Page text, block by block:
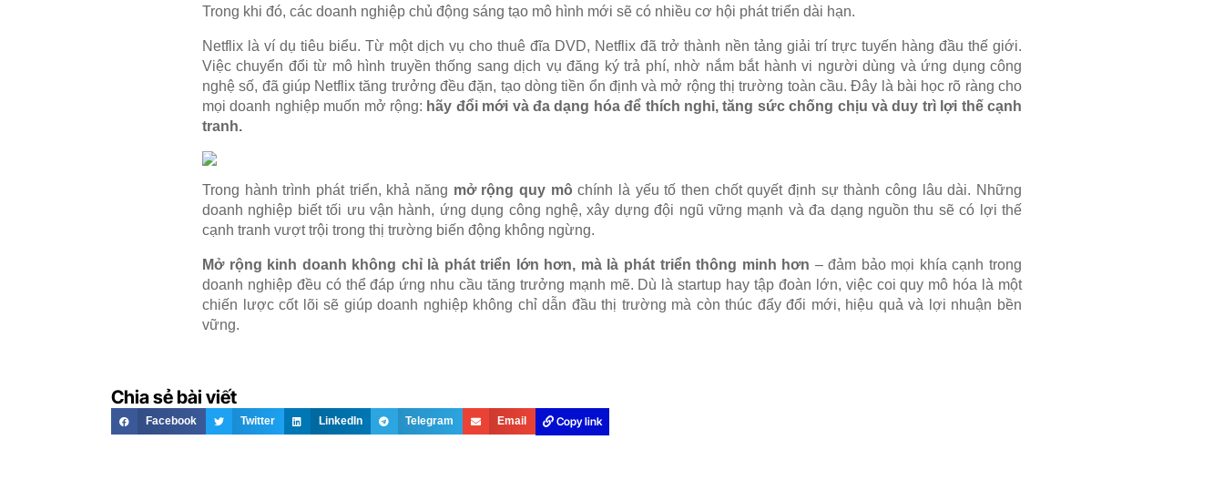
Trong khi đó, các doanh nghiệp chủ động sáng tạo mô hình mới sẽ có nhiều cơ hội phát triển dài hạn.
Netflix là ví dụ tiêu biểu. Từ một dịch vụ cho thuê đĩa DVD, Netflix đã trở thành nền tảng giải trí trực tuyến hàng đầu thế giới.
Việc chuyển đổi từ mô hình truyền thống sang dịch vụ đăng ký trả phí, nhờ nắm bắt hành vi người dùng và ứng dụng công
nghệ số, đã giúp Netflix tăng trưởng đều đặn, tạo dòng tiền ổn định và mở rộng thị trường toàn cầu. Đây là bài học rõ ràng cho
mọi doanh nghiệp muốn mở rộng: hãy đổi mới và đa dạng hóa để thích nghi, tăng sức chống chịu và duy trì lợi thế cạnh
tranh.
Trong hành trình phát triển, khả năng mở rộng quy mô chính là yếu tố then chốt quyết định sự thành công lâu dài. Những
doanh nghiệp biết tối ưu vận hành, ứng dụng công nghệ, xây dựng đội ngũ vững mạnh và đa dạng nguồn thu sẽ có lợi thế
cạnh tranh vượt trội trong thị trường biến động không ngừng.
Mở rộng kinh doanh không chỉ là phát triển lớn hơn, mà là phát triển thông minh hơn – đảm bảo mọi khía cạnh trong
doanh nghiệp đều có thể đáp ứng nhu cầu tăng trưởng mạnh mẽ. Dù là startup hay tập đoàn lớn, việc coi quy mô hóa là một
chiến lược cốt lõi sẽ giúp doanh nghiệp không chỉ dẫn đầu thị trường mà còn thúc đẩy đổi mới, hiệu quả và lợi nhuận bền
vững.
Chia sẻ bài viết
Facebook Twitter LinkedIn Telegram Email Copy link